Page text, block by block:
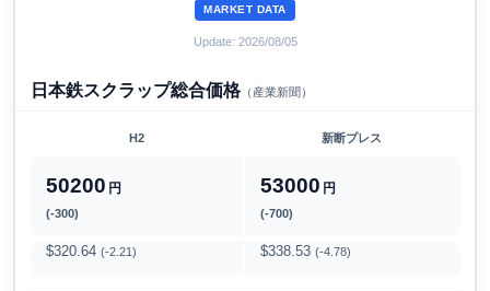
MARKET DATA
Update: 2026/08/05
日本鉄スクラップ総合価格（産業新聞）
H2 新断プレス
50200 円
(-300)
53000 円
(-700)
$320.64 (-2.21) $338.53 (-4.78)